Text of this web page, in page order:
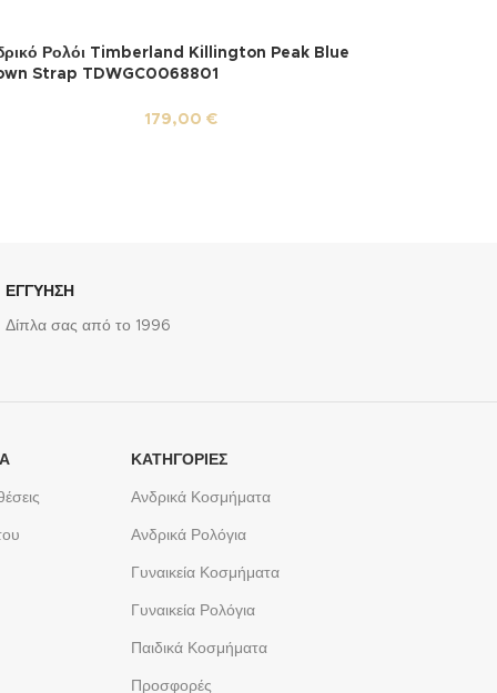
Ρολόι Timberland Killington Peak Blue
Strap TDWGC0068801
179,00 €
ΕΓΓΥΗΣΗ
Δίπλα σας από το 1996
ΚΑΤΗΓΟΡΙΕΣ
Ανδρικά Κοσμήματα
Ανδρικά Ρολόγια
Γυναικεία Κοσμήματα
Γυναικεία Ρολόγια
Παιδικά Κοσμήματα
Προσφορές